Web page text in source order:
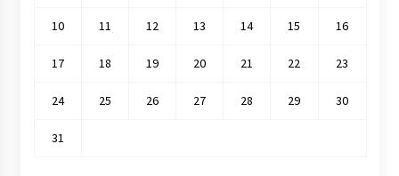
10 11 12 13 14 15 16
17 18 19 20 21 22 23
24 25 26 27 28 29 30
31